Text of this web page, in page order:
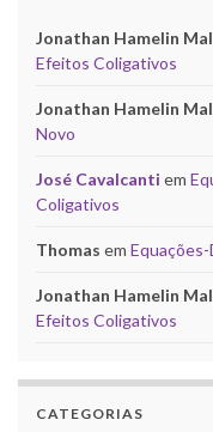
Jonathan Hamelin
Efeitos Coligativos
Jonathan Hamelin
Novo
José Cavalcanti em
Coligativos
Thomas em
Jonathan Hamelin
Efeitos Coligativos
CATEGORIAS